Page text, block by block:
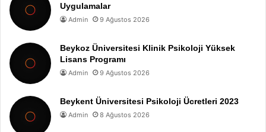
Uygulamalar
Admin 9 Ağustos 2026
Beykoz Üniversitesi Klinik Psikoloji Yüksek
Lisans Programı
Admin 9 Ağustos 2026
Beykent Üniversitesi Psikoloji Ücretleri 2023
Admin 8 Ağustos 2026